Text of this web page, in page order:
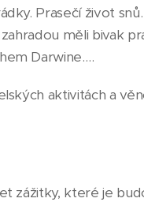
Prasečí život
měli bivak
Darwine….
aktivitách a
zážitky, které je